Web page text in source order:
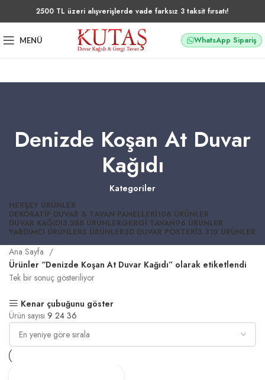
2500 TL üzeri alışverişlerde vade farksız 3 taksit fırsatı!
MENÜ WhatsApp Sipariş
Denizde Koşan At Duvar
Kağıdı
Kategoriler
HERŞEY ÜRÜNLER
DEKORATIF DUVAR & TAVAN PANELLERI106 ÜRÜNLER
DUVAR KAĞIDI3.288 ÜRÜNLERGERGI TAVAN96 ÜRÜNLER
YARDIMCI ÜRÜNLER3 ÜRÜNLER3D DUVAR POSTERI3.310 ÜRÜNLER
Ana Sayfa
Ürünler “Denizde Koşan At Duvar Kağıdı” olarak etiketlendi
Tek bir sonuç gösteriliyor
Kenar çubuğunu göster
Ürün sayısı 9 24 36